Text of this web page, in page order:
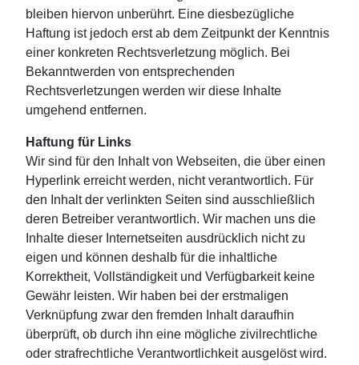
bleiben hiervon unberührt. Eine diesbezügliche
Haftung ist jedoch erst ab dem Zeitpunkt der Kenntnis
einer konkreten Rechtsverletzung möglich. Bei
Bekanntwerden von entsprechenden
Rechtsverletzungen werden wir diese Inhalte
umgehend entfernen.
Haftung für Links
Wir sind für den Inhalt von Webseiten, die über einen
Hyperlink erreicht werden, nicht verantwortlich. Für
den Inhalt der verlinkten Seiten sind ausschließlich
deren Betreiber verantwortlich. Wir machen uns die
Inhalte dieser Internetseiten ausdrücklich nicht zu
eigen und können deshalb für die inhaltliche
Korrektheit, Vollständigkeit und Verfügbarkeit keine
Gewähr leisten. Wir haben bei der erstmaligen
Verknüpfung zwar den fremden Inhalt daraufhin
überprüft, ob durch ihn eine mögliche zivilrechtliche
oder strafrechtliche Verantwortlichkeit ausgelöst wird.